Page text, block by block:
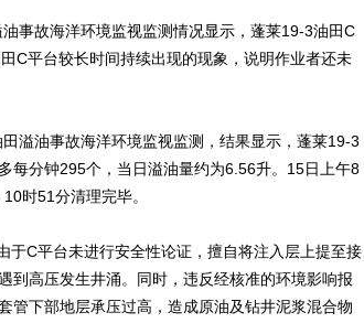
故海洋环境监视监测情况显示，蓬莱19-3油田C
C平台较长时间持续出现的现象，说明作业者还未
油事故海洋环境监视监测，结果显示，蓬莱19-3
每分钟295个，当日溢油量约为6.56升。15日上午8
时51分清理完毕。
C平台未进行安全性论证，擅自将注入层上提至接
到高压发生井涌。同时，违反经核准的环境影响报
管下部地层承压过高，造成原油及钻井泥浆混合物